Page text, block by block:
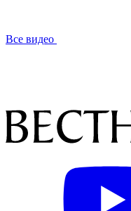
Все видео